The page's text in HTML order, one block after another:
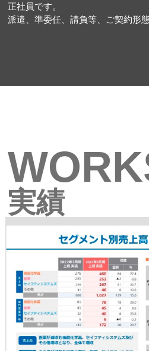
正社員です。
派遣、準委任、請負等、ご契約形
実績